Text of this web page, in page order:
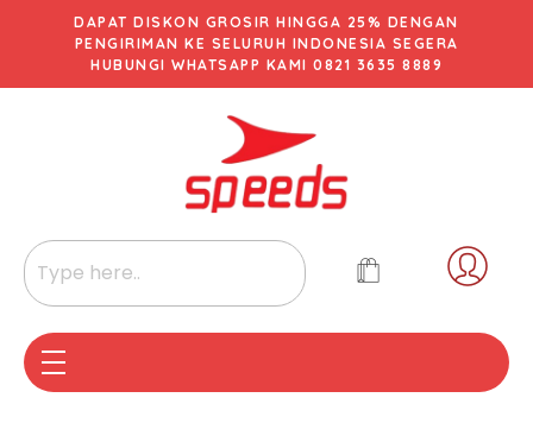
DAPAT DISKON GROSIR HINGGA 25% DENGAN
PENGIRIMAN KE SELURUH INDONESIA SEGERA
HUBUNGI WHATSAPP KAMI 0821 3635 8889